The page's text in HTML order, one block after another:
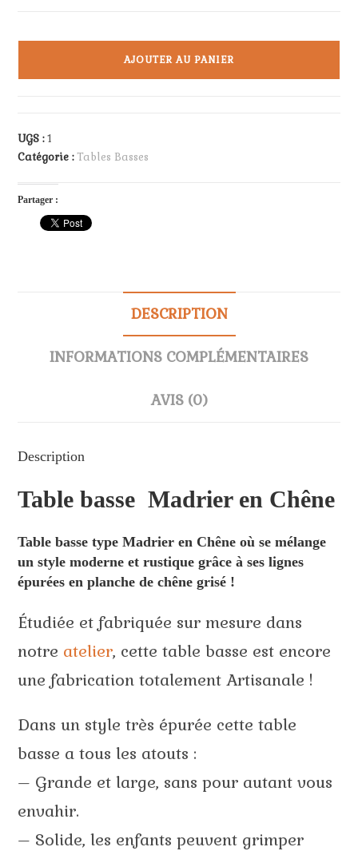
Table
Chêne
AJOUTER AU PANIER
UGS :1
Catégorie : Tables Basses
Partager :
DESCRIPTION
INFORMATIONS COMPLÉMENTAIRES
AVIS (0)
Description
Table basse Madrier en Chêne
Table basse type Madrier en Chêne où se mélange
un style moderne et rustique grâce à ses lignes
épurées en planche de chêne grisé !
Étudiée et fabriquée sur mesure dans
notre atelier, cette table basse est encore
une fabrication totalement Artisanale !
Dans un style très épurée cette table
basse a tous les atouts :
– Grande et large, sans pour autant vous
envahir.
– Solide, les enfants peuvent grimper